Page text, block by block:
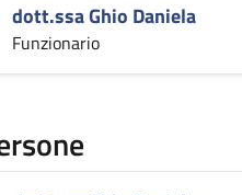
dott.ssa Ghio Daniela
Funzionario